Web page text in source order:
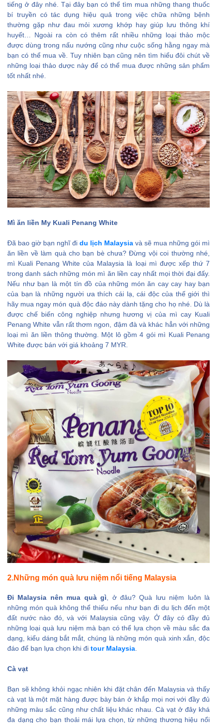
tiếng ở đây nhé. Tại đây bạn có thể tìm mua những thang thuốc
bí truyền có tác dụng hiệu quả trong việc chữa những bệnh
thường gặp như đau mỏi xương khớp hay giúp lưu thông khí
huyết… Ngoài ra còn có thêm rất nhiều những loại thảo mộc
được dùng trong nấu nướng cũng như cuộc sống hằng ngay mà
bạn có thể mua về. Tuy nhiên bạn cũng nên tìm hiểu đôi chút về
những loại thảo dược này để có thể mua được những sản phẩm
tốt nhất nhé.
Mì ăn liền My Kuali Penang White
Đã bao giờ bạn nghĩ đi du lịch Malaysia và sẽ mua những gói mì
ăn liền về làm quà cho bạn bè chưa? Đừng vội coi thường nhé,
mì Kuali Penang White của Malaysia là loại mì được xếp thứ 7
trong danh sách những món mì ăn liền cay nhất mọi thời đại đấy.
Nếu như bạn là một tín đồ của những món ăn cay cay hay bạn
của bạn là những người ưa thích cái lạ, cái độc của thế giới thì
hãy mua ngay món quà độc đáo này dành tặng cho họ nhé. Dù là
được chế biến công nghiệp nhưng hương vị của mì cay Kuali
Penang White vẫn rất thơm ngon, đậm đà và khác hẳn với những
loại mì ăn liền thông thường. Một lô gồm 4 gói mì Kuali Penang
White được bán với giá khoảng 7 MYR.
2.Những món quà lưu niệm nổi tiếng Malaysia
Đi Malaysia nên mua quà gì , ở đâu? Quà lưu niệm luôn là
những món quà không thể thiếu nếu như bạn đi du lịch đến một
đất nước nào đó, và với Malaysia cũng vậy. Ở đây có đầy đủ
những loại quà lưu niệm mà bạn có thể lựa chọn về màu sắc đa
dạng, kiểu dáng bắt mắt, chúng là những món quà xinh xắn, độc
đáo để bạn lựa chọn khi đi tour Malaysia
Cà vạt
Bạn sẽ không khỏi ngạc nhiên khi đặt chân đến Malaysia và thấy
cà vạt là một mặt hàng được bày bán ở khắp mọi nơi với đầy đủ
những màu sắc cũng như chất liệu khác nhau. Cà vạt ở đây khá
đa dạng cho bạn thoải mái lựa chọn, từ những thương hiệu nổi